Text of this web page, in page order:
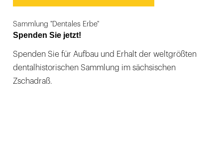
Sammlung "Dentales Erbe"
Spenden Sie jetzt!
Spenden Sie für Aufbau und Erhalt der weltgrößten
dentalhistorischen Sammlung im sächsischen
Zschadraß.